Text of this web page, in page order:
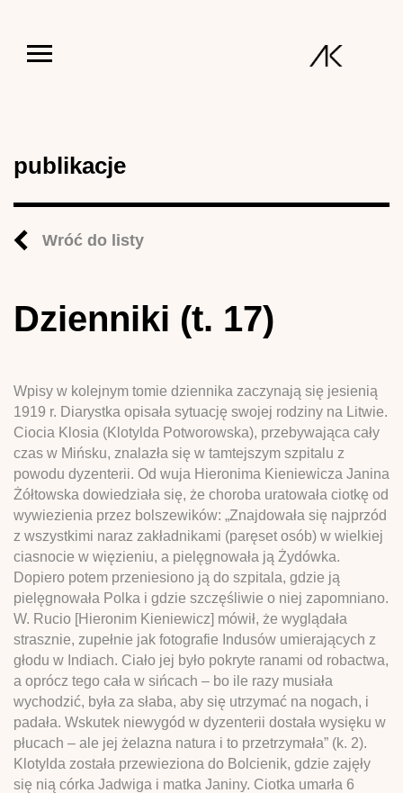
publikacje
Wróć do listy
Dzienniki (t. 17)
Wpisy w kolejnym tomie dziennika zaczynają się jesienią
1919 r. Diarystka opisała sytuację swojej rodziny na Litwie.
Ciocia Klosia (Klotylda Potworowska), przebywająca cały
czas w Mińsku, znalazła się w tamtejszym szpitalu z
powodu dyzenterii. Od wuja Hieronima Kieniewicza Janina
Żółtowska dowiedziała się, że choroba uratowała ciotkę od
wywiezienia przez bolszewików: „Znajdowała się najprzód
z wszystkimi naraz zakładnikami (paręset osób) w wielkiej
ciasnocie w więzieniu, a pielęgnowała ją Żydówka.
Dopiero potem przeniesiono ją do szpitala, gdzie ją
pielęgnowała Polka i gdzie szczęśliwie o niej zapomniano.
W. Rucio [Hieronim Kieniewicz] mówił, że wyglądała
strasznie, zupełnie jak fotografie Indusów umierających z
głodu w Indiach. Ciało jej było pokryte ranami od robactwa,
a oprócz tego cała w sińcach – bo ile razy musiała
wychodzić, była za słaba, aby się utrzymać na nogach, i
padała. Wskutek niewygód w dyzenterii dostała wysięku w
płucach – ale jej żelazna natura i to przetrzymała” (k. 2).
Klotylda została przewieziona do Bolcienik, gdzie zajęły
się nią córka Jadwiga i matka Janiny. Ciotka umarła 6